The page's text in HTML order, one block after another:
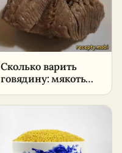
Сколько варить
говядину: мякоть
по частям